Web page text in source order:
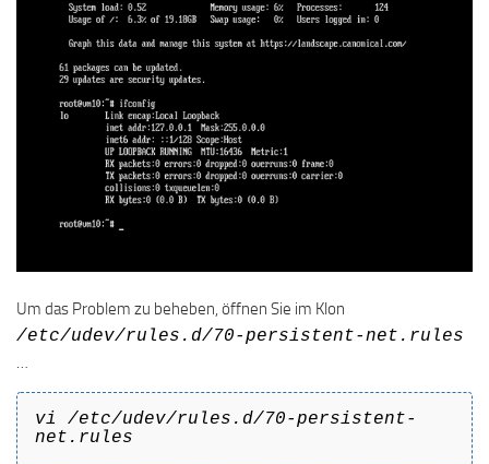
Um das Problem zu beheben, öffnen Sie im Klon
/etc/udev/rules.d/70-persistent-net.rules
…
vi /etc/udev/rules.d/70-persistent-
net.rules